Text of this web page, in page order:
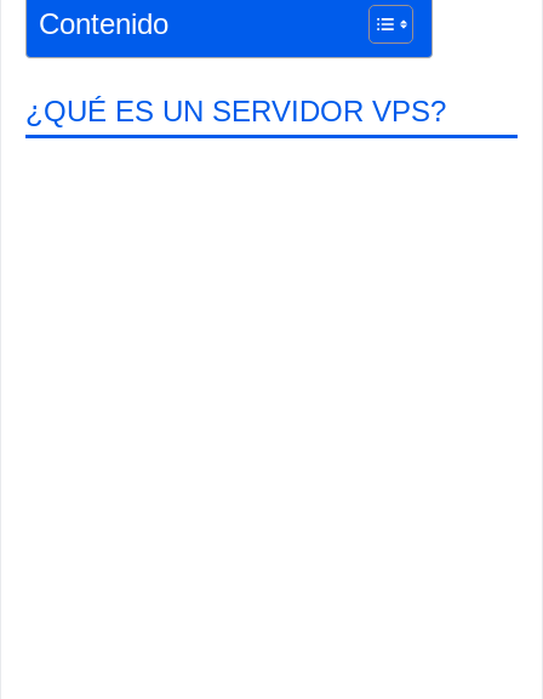
Contenido
¿QUÉ ES UN SERVIDOR VPS?